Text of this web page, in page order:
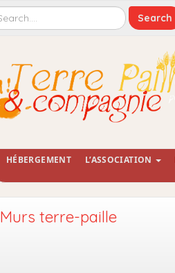
HÉBERGEMENT L’ASSOCIATION
Murs terre-paille